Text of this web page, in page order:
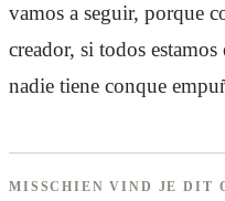
vamos a seguir, porque
creador, si todos
nadie tiene conque
MISSCHIEN VIND JE DIT